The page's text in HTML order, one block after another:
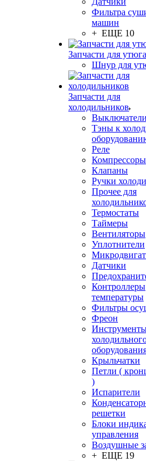
Фильтра
машин
+ ЕЩЕ 10
Запчасти для утюга
Шнур для
Запчасти для
холодильников
Выключатели
Тэны к
Реле
Компрессоры
Клапаны
Ручки
Прочее для
Термостаты
Таймеры
Вентиляторы
Уплотнители
Датчики
Контроллеры
температуры
Фильтры
Фреон
Крыльчатки
Петли (
)
Испарители
решетки
Блоки
управления
Воздушные
+ ЕЩЕ 19